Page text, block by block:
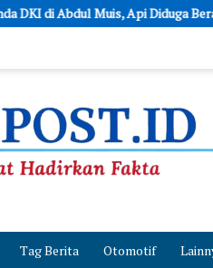
Api Diduga Berasal dari Lantai 11
Tag Berita Otomotif